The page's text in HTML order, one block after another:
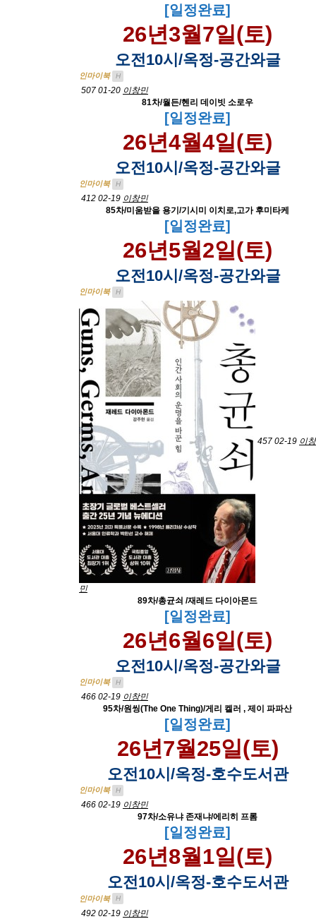
[일정완료]
26년3월7일(토)
오전10시/옥정-공간와글
인마이북 H
507 01-20 이창민
81차/월든/헨리 데이빗 소로우
[일정완료]
26년4월4일(토)
오전10시/옥정-공간와글
인마이북 H
412 02-19 이창민
85차/미움받을 용기/기시미 이치로,고가 후미타케
[일정완료]
26년5월2일(토)
오전10시/옥정-공간와글
인마이북 H
457 02-19 이창
민
89차/총균쇠 /재레드 다이아몬드
[일정완료]
26년6월6일(토)
오전10시/옥정-공간와글
인마이북 H
466 02-19 이창민
95차/원씽(The One Thing)/게리 켈러 , 제이 파파산
[일정완료]
26년7월25일(토)
오전10시/옥정-호수도서관
인마이북 H
466 02-19 이창민
97차/소유냐 존재냐/에리히 프롬
[일정완료]
26년8월1일(토)
오전10시/옥정-호수도서관
인마이북 H
492 02-19 이창민